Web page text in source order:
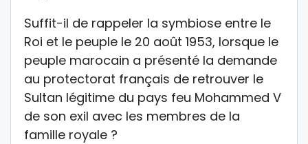
Suffit-il de rappeler la symbiose entre le
Roi et le peuple le 20 août 1953, lorsque le
peuple marocain a présenté la demande
au protectorat français de retrouver le
Sultan légitime du pays feu Mohammed V
de son exil avec les membres de la
famille royale ?